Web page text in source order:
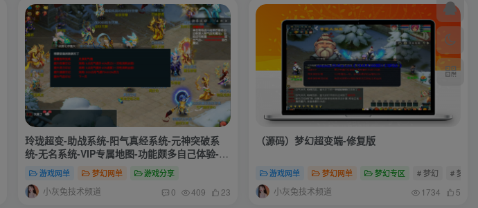
玲珑超变-助战系统-阳气真经系统-元神突破系
统-无名系统-VIP专属地图-功能颇多自己体验-搭
建教程-全套源码
游戏网单 梦幻网单 游戏分享
小灰兔技术频道 0 409 23
（源码）梦幻超变端-修复版
游戏网单 梦幻网单 梦幻专区 # 梦幻 # 梦幻
小灰兔技术频道 1734 5